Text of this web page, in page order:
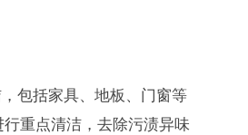
包括家具、地板、门窗等
重点清洁，去除污渍异味